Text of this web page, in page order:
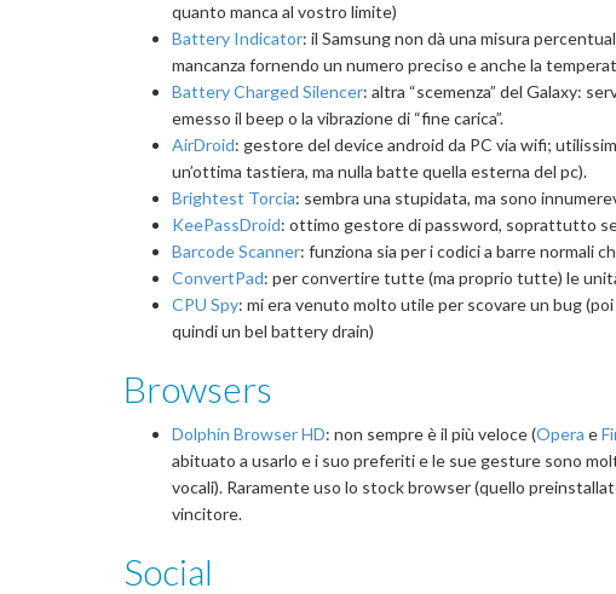
quanto manca al vostro limite)
Battery Indicator: il Samsung non dà una misura
mancanza fornendo un numero preciso e anche la
Battery Charged Silencer: altra “scemenza” del Galaxy:
emesso il beep o la vibrazione di “fine carica”.
AirDroid: gestore del device android da PC via wifi;
un’ottima tastiera, ma nulla batte quella esterna del pc).
Brightest Torcia: sembra una stupidata, ma sono
KeePassDroid: ottimo gestore di password, soprattutto
Barcode Scanner: funziona sia per i codici a barre normali
ConvertPad: per convertire tutte (ma proprio tutte) le
CPU Spy: mi era venuto molto utile per scovare un bug
quindi un bel battery drain)
Browsers
Dolphin Browser HD: non sempre è il più veloce (Opera e
abituato a usarlo e i suo preferiti e le sue gesture sono
vocali). Raramente uso lo stock browser (quello
vincitore.
Social